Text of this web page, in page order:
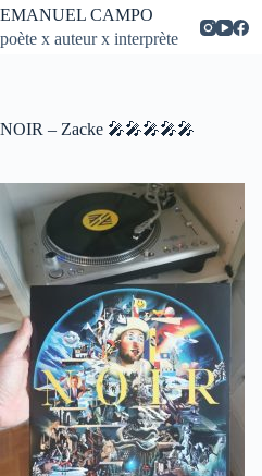
Passer
contenu
EMANUEL CAMPO
poète x auteur x interprète
NOIR – Zacke 🎤🎤🎤🎤🎤